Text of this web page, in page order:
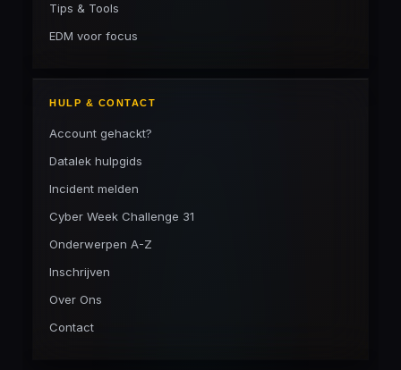
Tips & Tools
EDM voor focus
HULP & CONTACT
Account gehackt?
Datalek hulpgids
Incident melden
Cyber Week Challenge 31
Onderwerpen A-Z
Inschrijven
Over Ons
Contact